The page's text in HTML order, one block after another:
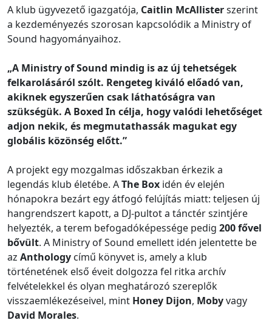
A klub ügyvezető igazgatója, Caitlin McAllisterszerint
a kezdeményezés szorosan kapcsolódik a Ministry of
Sound hagyományaihoz.
„A Ministry of Sound mindig is az új tehetségek
felkarolásáról szólt. Rengeteg kiváló előadó van,
akiknek egyszerűen csak láthatóságra van
szükségük. A Boxed In célja, hogy valódi lehetőséget
adjon nekik, és megmutathassák magukat egy
globális közönség előtt.”
A projekt egy mozgalmas időszakban érkezik a
legendás klub életébe. AThe Box idén év elején
hónapokra bezárt egy átfogó felújítás miatt: teljesen új
hangrendszert kapott, a DJ-pultot a tánctér szintjére
helyezték, a terem befogadóképessége pedig 200 fővel
bővült. A Ministry of Sound emellett idén jelentette be
az Anthology című könyvet is, amely a klub
történetének első éveit dolgozza fel ritka archív
felvételekkel és olyan meghatározó szereplők
visszaemlékezéseivel, mint Honey Dijon, Mobyvagy
David Morales.